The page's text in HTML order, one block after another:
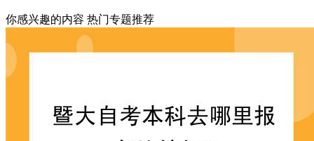
你感兴趣的内容 热门专题推荐